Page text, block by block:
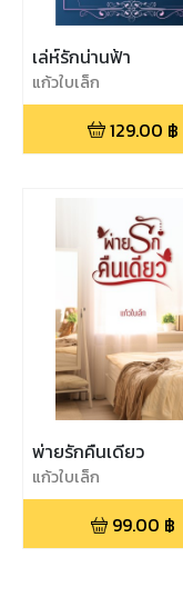
เล่ห์รักน่านฟ้า
แก้วใบเล็ก
129.00 ฿
พ่ายรักคืนเดียว
แก้วใบเล็ก
99.00 ฿